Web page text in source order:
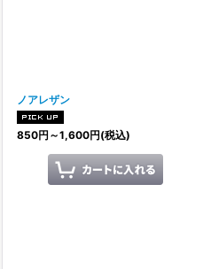
ノアレザン
850円 ～1,600円(税込)